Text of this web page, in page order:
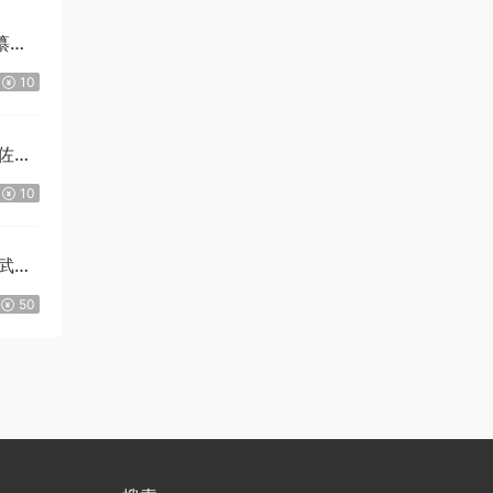
10
修
10
念
50